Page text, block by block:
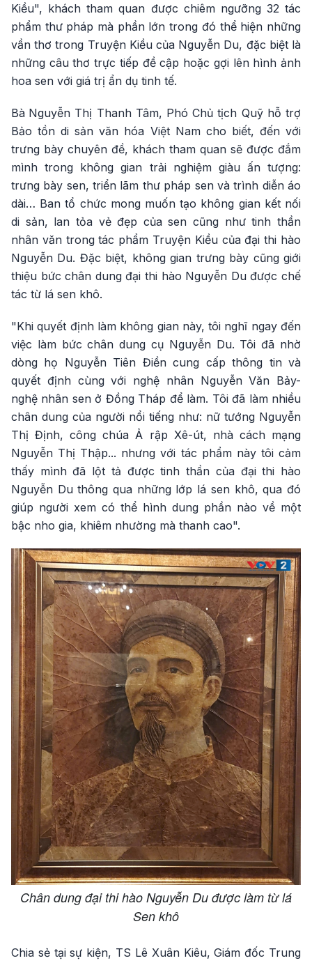
Kiều", khách tham quan được chiêm ngưỡng 32 tác
phẩm thư pháp mà phần lớn trong đó thể hiện những
vần thơ trong Truyện Kiều của Nguyễn Du, đặc biệt là
những câu thơ trực tiếp đề cập hoặc gợi lên hình ảnh
hoa sen với giá trị ẩn dụ tinh tế.
Bà Nguyễn Thị Thanh Tâm, Phó Chủ tịch Quỹ hỗ trợ
Bảo tồn di sản văn hóa Việt Nam cho biết, đến với
trưng bày chuyên đề, khách tham quan sẽ được đắm
mình trong không gian trải nghiệm giàu ấn tượng:
trưng bày sen, triển lãm thư pháp sen và trình diễn áo
dài… Ban tổ chức mong muốn tạo không gian kết nối
di sản, lan tỏa vẻ đẹp của sen cũng như tinh thần
nhân văn trong tác phẩm Truyện Kiều của đại thi hào
Nguyễn Du. Đặc biệt, không gian trưng bày cũng giới
thiệu bức chân dung đại thi hào Nguyễn Du được chế
tác từ lá sen khô.
"Khi quyết định làm không gian này, tôi nghĩ ngay đến
việc làm bức chân dung cụ Nguyễn Du. Tôi đã nhờ
dòng họ Nguyễn Tiên Điền cung cấp thông tin và
quyết định cùng với nghệ nhân Nguyễn Văn Bảy-
nghệ nhân sen ở Đồng Tháp để làm. Tôi đã làm nhiều
chân dung của người nổi tiếng như: nữ tướng Nguyễn
Thị Định, công chúa Ả rập Xê-út, nhà cách mạng
Nguyễn Thị Thập... nhưng với tác phẩm này tôi cảm
thấy mình đã lột tả được tinh thần của đại thi hào
Nguyễn Du thông qua những lớp lá sen khô, qua đó
giúp người xem có thể hình dung phần nào về một
bậc nho gia, khiêm nhường mà thanh cao".
Chân dung đại thi hào Nguyễn Du được làm từ lá
Sen khô
Chia sẻ tại sự kiện, TS Lê Xuân Kiêu, Giám đốc Trung